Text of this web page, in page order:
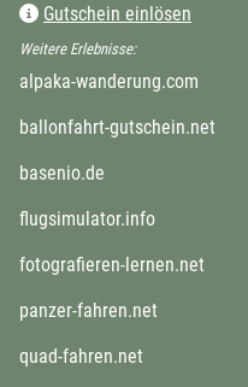
Gutschein einlösen
Weitere Erlebnisse:
alpaka-wanderung.com
ballonfahrt-gutschein.net
basenio.de
flugsimulator.info
fotografieren-lernen.net
panzer-fahren.net
quad-fahren.net